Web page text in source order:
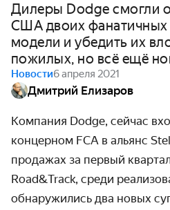
Дилеры Dodge смогли
США двоих фанатичных
модели и убедить их
пожилых, но всё ещё
Новости6 апреля 2021
Дмитрий Елизаров
Компания Dodge, сейчас
концерном FCA в альянс
продажах за первый
Road&Track, среди
обнаружились два новых